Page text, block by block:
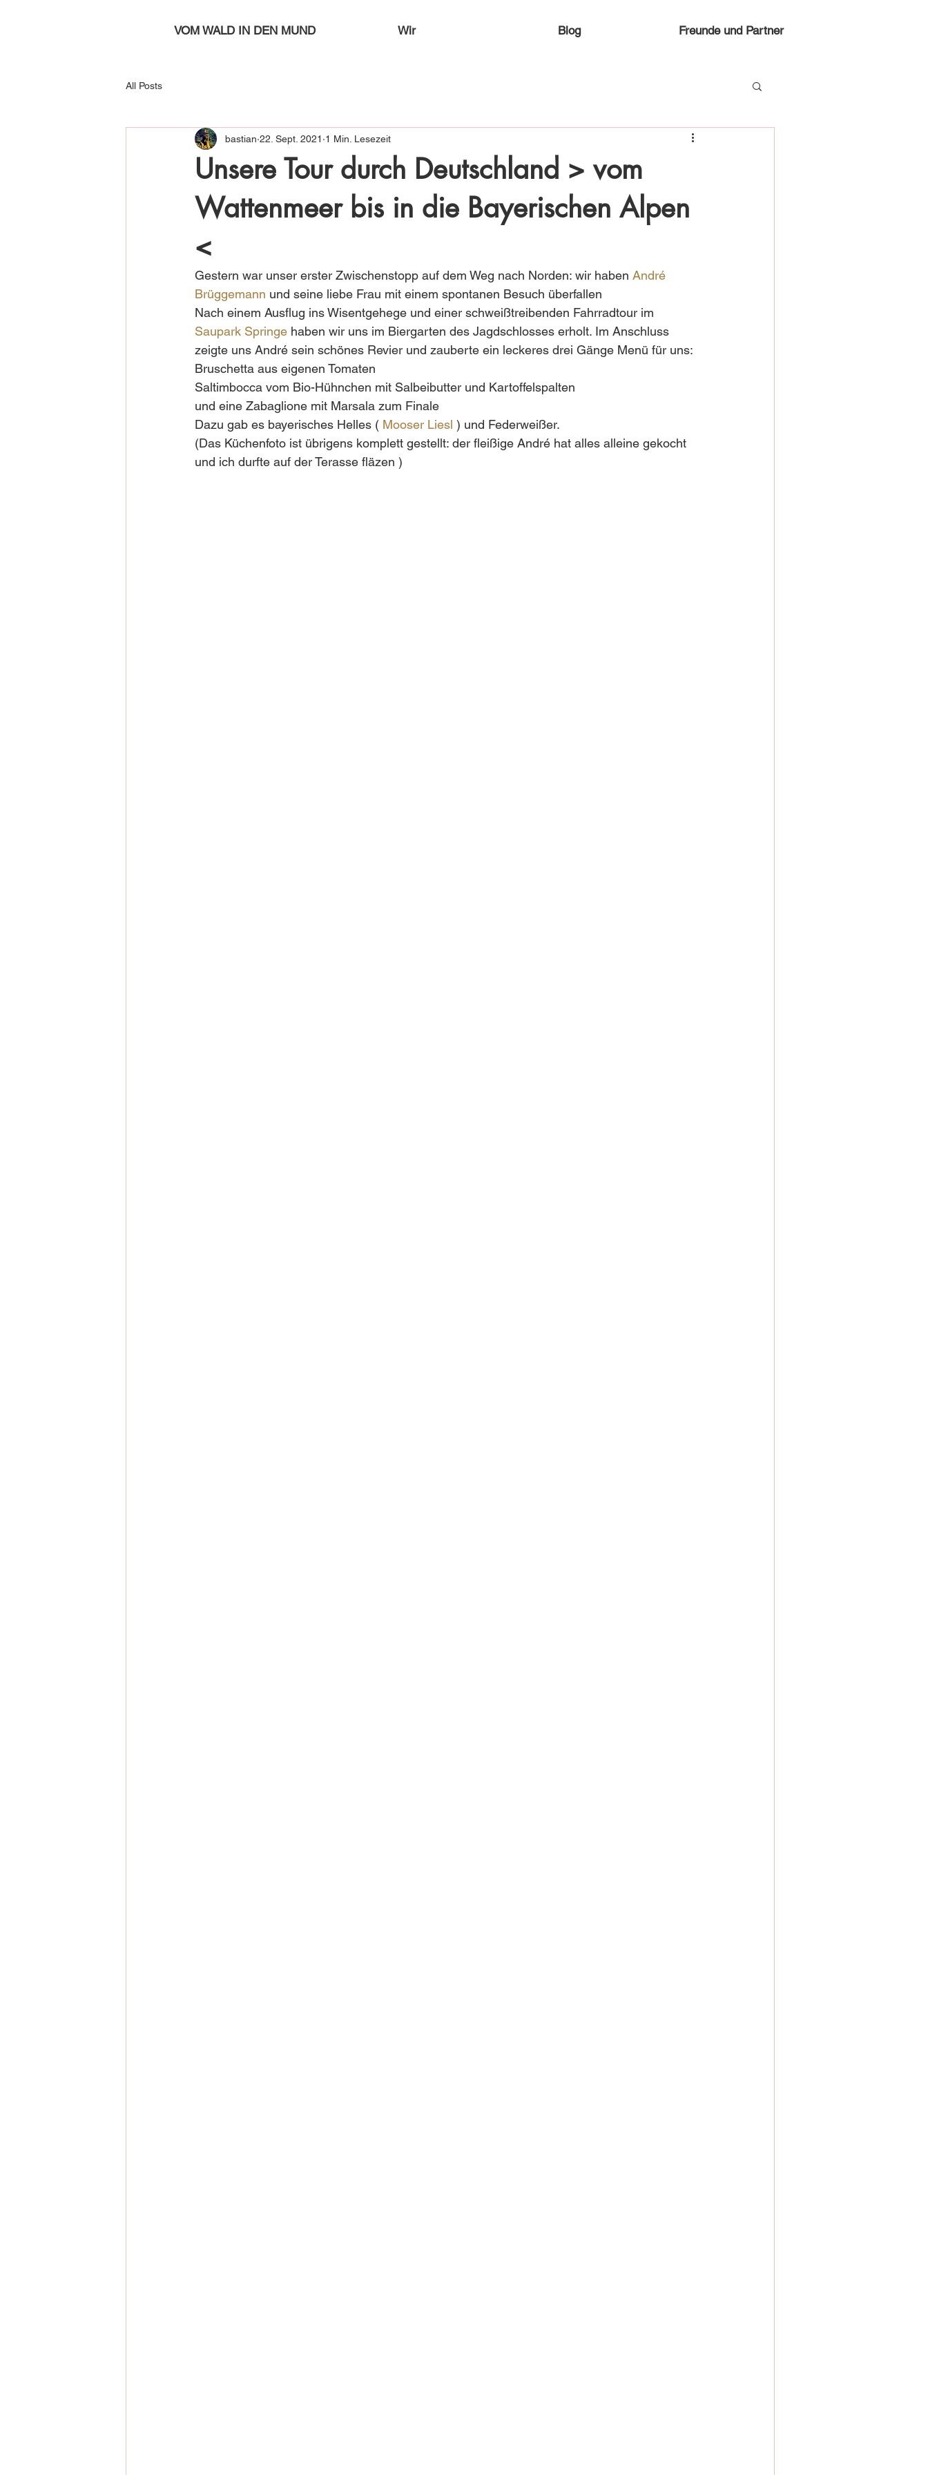
VOM WALD IN DEN MUND Wir Blog Freunde und Partner
All Posts
Unsere Tour durch Deutschland > vom
Wattenmeer bis in die Bayerischen Alpen
<
bastian 22. Sept. 2021 1 Min. Lesezeit
Gestern war unser erster Zwischenstopp auf dem Weg nach Norden: wir haben André
Brüggemann und seine liebe Frau mit einem spontanen Besuch überfallen
Nach einem Ausflug ins Wisentgehege und einer schweißtreibenden Fahrradtour im
Saupark Springe haben wir uns im Biergarten des Jagdschlosses erholt. Im Anschluss
zeigte uns André sein schönes Revier und zauberte ein leckeres drei Gänge Menü für uns:
Bruschetta aus eigenen Tomaten
Saltimbocca vom Bio-Hühnchen mit Salbeibutter und Kartoffelspalten
und eine Zabaglione mit Marsala zum Finale
Dazu gab es bayerisches Helles ( Mooser Liesl ) und Federweißer.
(Das Küchenfoto ist übrigens komplett gestellt: der fleißige André hat alles alleine gekocht
und ich durfte auf der Terasse fläzen )